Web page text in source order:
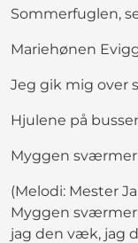
Sommerfuglen,
Mariehønen
Jeg gik mig over
Hjulene på
Myggen sværmer
(Melodi: Mester
Myggen
jag den væk, jag